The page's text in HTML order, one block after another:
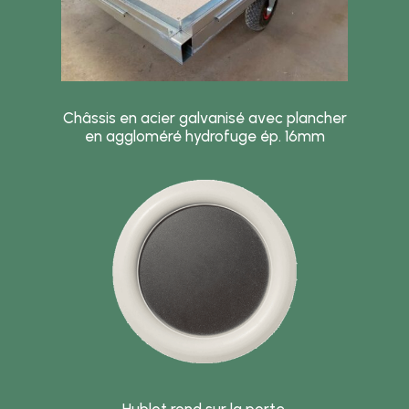
Châssis en acier galvanisé avec plancher
en aggloméré hydrofuge ép. 16mm